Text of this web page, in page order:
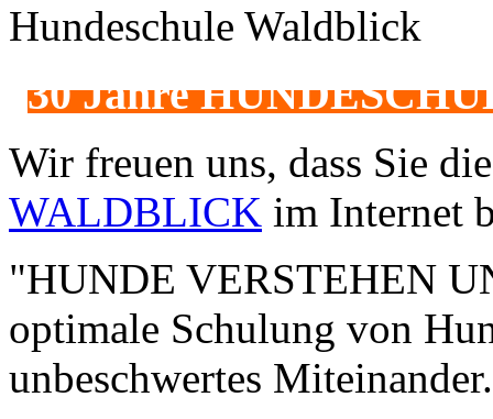
Hundeschule Waldblick
30 Jahre
Wir freuen uns, dass Sie
WALDBLICK im Internet
"HUNDE VERSTEHEN
optimale Schulung von
unbeschwertes Miteinander.